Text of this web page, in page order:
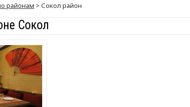
районам > Сокол район
Сокол